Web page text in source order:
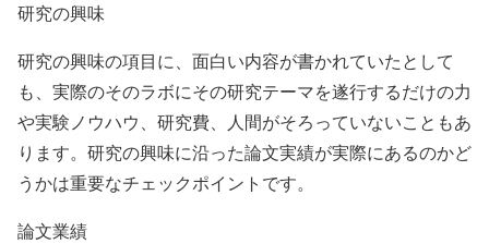
研究の興味
研究の興味の項目に、面白い内容が書かれていたとして
も、実際のそのラボにその研究テーマを遂行するだけの力
や実験ノウハウ、研究費、人間がそろっていないこともあ
ります。研究の興味に沿った論文実績が実際にあるのかど
うかは重要なチェックポイントです。
論文業績